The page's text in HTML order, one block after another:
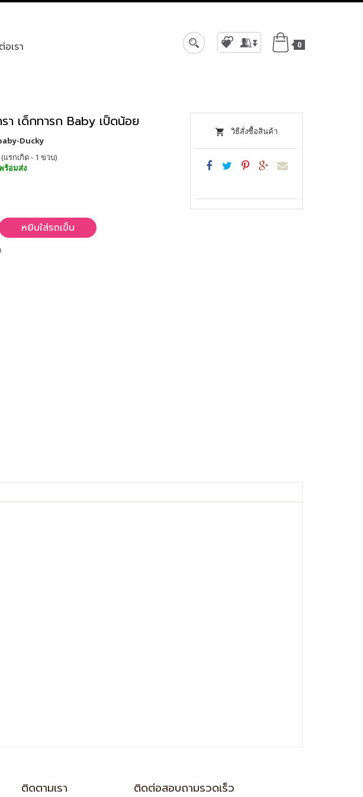
0
เรา
า เด็กทารก Baby เป็ดน้อย
Ducky
รกเกิด - 1 ขวบ)
ร้อมส่ง
หยิบใส่รถเข็น
วิธีสั่งซื้อสินค้า
ติดตามเรา ติดต่อสอบถามรวดเร็ว